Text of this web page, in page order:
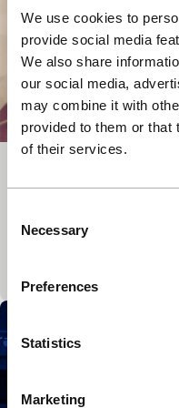
We use cookies to
provide social media
We also share
our social media,
may combine it with
provided to them or that
of their services.
Selection
Necessary
Preferences
Statistics
Marketing
Portret van Los
beelden genereert,